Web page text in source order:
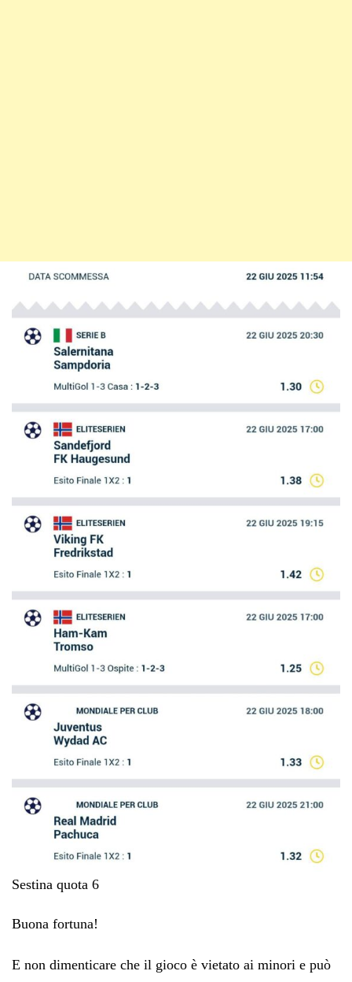
Sestina quota 6
Buona fortuna!
E non dimenticare che il gioco è vietato ai minori e può